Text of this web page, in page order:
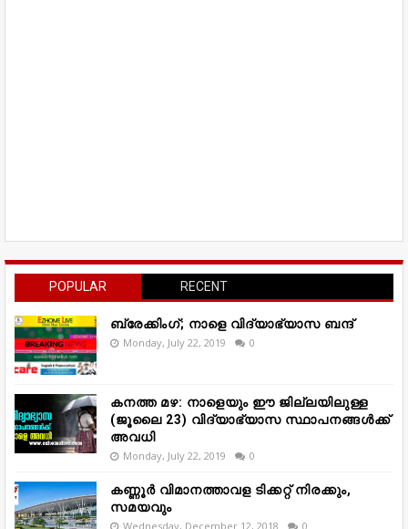
POPULAR RECENT
ബ്രേക്കിംഗ്; നാളെ വിദ്യാഭ്യാസ ബന്ദ്
Monday, July 22, 2019 0
കനത്ത മഴ: നാളെയും ഈ ജില്ലയിലുള്ള
(ജൂലൈ 23) വിദ്യാഭ്യാസ സ്ഥാപനങ്ങൾക്ക്
അവധി
Monday, July 22, 2019 0
കണ്ണൂർ വിമാനത്താവള ടിക്കറ്റ് നിരക്കും,
സമയവും
Wednesday, December 12, 2018 0